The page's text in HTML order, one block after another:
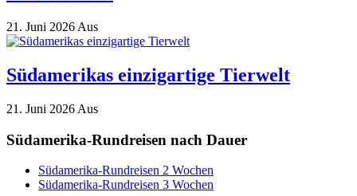
21. Juni 2026 Aus
Südamerikas einzigartige Tierwelt
21. Juni 2026 Aus
Südamerika-Rundreisen nach Dauer
Südamerika-Rundreisen 2 Wochen
Südamerika-Rundreisen 3 Wochen